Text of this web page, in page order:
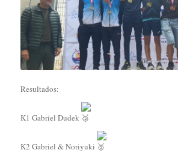
Resultados:
K1 Gabriel Dudek
K2 Gabriel & Noriyuki